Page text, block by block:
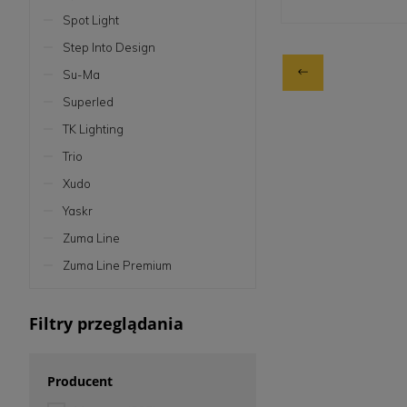
Spot Light
Step Into Design
Su-Ma
Superled
TK Lighting
Trio
Xudo
Yaskr
Zuma Line
Zuma Line Premium
Filtry przeglądania
Producent